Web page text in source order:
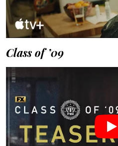
Class of ’09